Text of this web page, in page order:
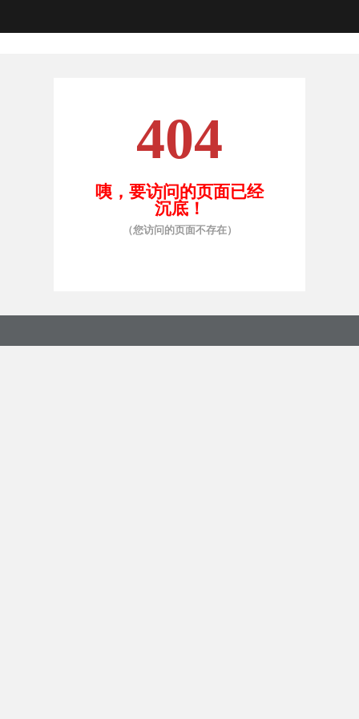
404
咦，要访问的页面已经
沉底！
（您访问的页面不存在）